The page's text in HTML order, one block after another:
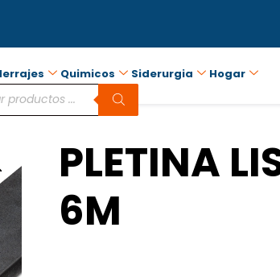
Quimicos Siderurgia Hogar
PLETINA
6M